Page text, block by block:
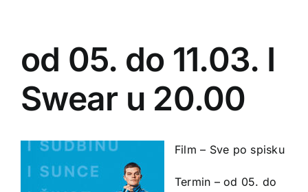
od 05. do 11.03. I
Swear u 20.00
Film – Sve po spisku
Termin – od 05. do